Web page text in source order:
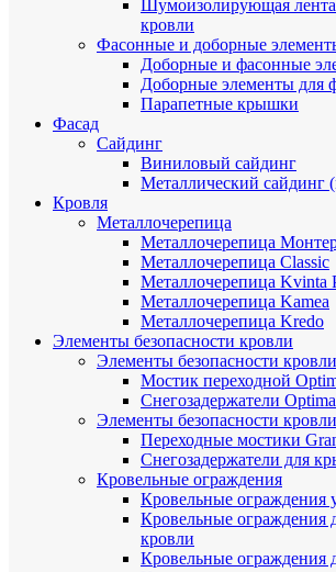
Шумоизолирующая лента
кровли
Фасонные и доборные
Доборные и фасонные
Доборные элементы для
Парапетные крышки
Фасад
Сайдинг
Виниловый сайдинг
Металлический сайдинг
Кровля
Металлочерепица
Металлочерепица
Металлочерепица Classic
Металлочерепица Kvinta
Металлочерепица Kamea
Металлочерепица Kredo
Элементы безопасности кровли
Элементы безопасности
Мостик переходной
Снегозадержатели Optima
Элементы безопасности
Переходные мостики
Снегозадержатели для
Кровельные ограждения
Кровельные ограждения
Кровельные ограждения
кровли
Кровельные ограждения